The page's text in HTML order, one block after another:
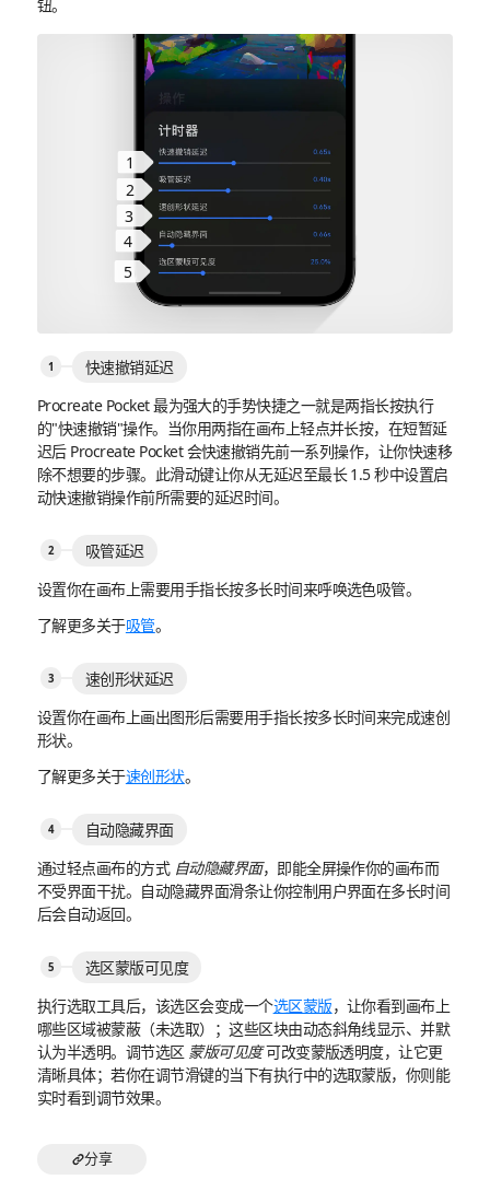
钮。
1
2
3
4
5
快速撤销延迟
Procreate Pocket 最为强大的手势快捷之一就是两指长按执行
的"快速撤销"操作。当你用两指在画布上轻点并长按，在短暂延
迟后 Procreate Pocket 会快速撤销先前一系列操作，让你快速移
除不想要的步骤。此滑动键让你从无延迟至最长 1.5 秒中设置启
动快速撤销操作前所需要的延迟时间。
吸管延迟
设置你在画布上需要用手指长按多长时间来呼唤选色吸管。
了解更多关于吸管。
速创形状延迟
设置你在画布上画出图形后需要用手指长按多长时间来完成速创
形状。
了解更多关于速创形状。
自动隐藏界面
通过轻点画布的方式 自动隐藏界面，即能全屏操作你的画布而
不受界面干扰。自动隐藏界面滑条让你控制用户界面在多长时间
后会自动返回。
选区蒙版可见度
执行选取工具后，该选区会变成一个选区蒙版，让你看到画布上
哪些区域被蒙蔽（未选取）；这些区块由动态斜角线显示、并默
认为半透明。调节选区 蒙版可见度可改变蒙版透明度，让它更
清晰具体；若你在调节滑键的当下有执行中的选取蒙版，你则能
实时看到调节效果。
分享